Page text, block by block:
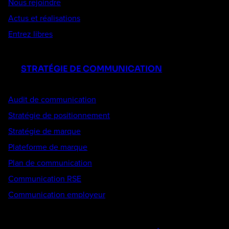
Actus et réalisations
Entrez libres
STRATÉGIE DE COMMUNICATION
Audit de communication
Stratégie de positionnement
Stratégie de marque
Plateforme de marque
Plan de communication
Communication RSE
Communication employeur